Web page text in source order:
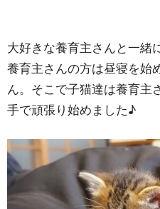
大好きな養育主さんと一緒
養育主さんの方は昼寝を始
ん。そこで子猫達は養育主
手で頑張り始めました♪